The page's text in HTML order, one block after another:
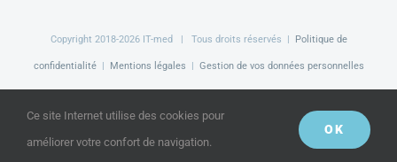
Copyright 2018-2026 IT-med | Tous droits réservés | Politique de
confidentialité| Mentions légales | Gestion de vos données personnelles
Ce site Internet utilise des cookies pour
améliorer votre confort de navigation.
OK